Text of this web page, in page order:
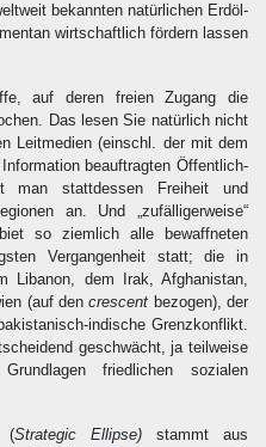
bekannten natürlichen Erdöl-
wirtschaftlich fördern lassen
auf deren freien Zugang die
Das lesen Sie natürlich nicht
Leitmedien (einschl. der mit dem
beauftragten Öffentlich-
man stattdessen Freiheit und
an. Und „zufälligerweise“
so ziemlich alle bewaffneten
Vergangenheit statt; die in
Libanon, dem Irak, Afghanistan,
(auf dencrescent bezogen), der
indische Grenzkonflikt.
geschwächt, ja teilweise
friedlichen sozialen
(Strategic Ellipse) stammt aus